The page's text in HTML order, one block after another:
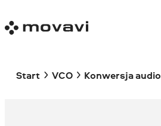
Start VCO Konwersja audio